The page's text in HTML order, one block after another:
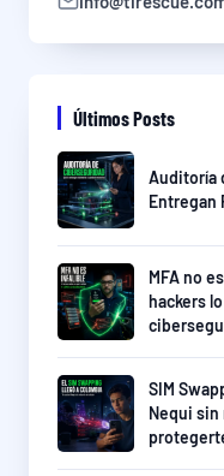
Últimos Posts
Auditoría
Entregan
MFA no
hackers
SIM
Nequi sin